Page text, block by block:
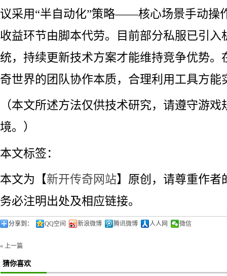
议采用“半自动化”策略——核心场景手动操
收益环节由脚本代劳。目前部分私服已引入
统，持续更新技术方案才能维持竞争优势。
奇世界的团队协作本质，合理利用工具方能
（本文所述方法仅供技术研究，请遵守游
境。）
本文标签：
本文为【新开传奇网站】原创，请尊重作者
务必注明出处及相应链接。
分享到： QQ空间 新浪微博 腾讯微博 人人网 微信
« 上一篇
猜你喜欢